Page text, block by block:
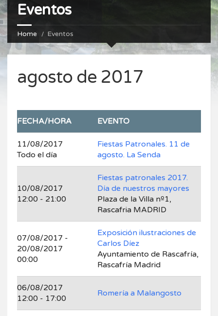
Eventos
Home Eventos
agosto de 2017
FECHA/HORA EVENTO
11/08/2017
Todo el día
Fiestas Patronales. 11 de
agosto. La Senda
10/08/2017
12:00 - 21:00
Fiestas patronales 2017.
Día de nuestros mayores
Plaza de la Villa nº1,
Rascafria MADRID
07/08/2017 -
20/08/2017
00:00
Exposición ilustraciones de
Carlos Díez
Ayuntamiento de Rascafría,
Rascafría Madrid
06/08/2017
12:00 - 17:00
Romería a Malangosto